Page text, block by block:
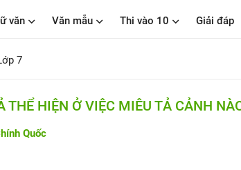
văn Văn mẫu Thi vào 10 Giải đáp
7
THỂ HIỆN Ở VIỆC MIÊU TẢ CẢNH
Quốc